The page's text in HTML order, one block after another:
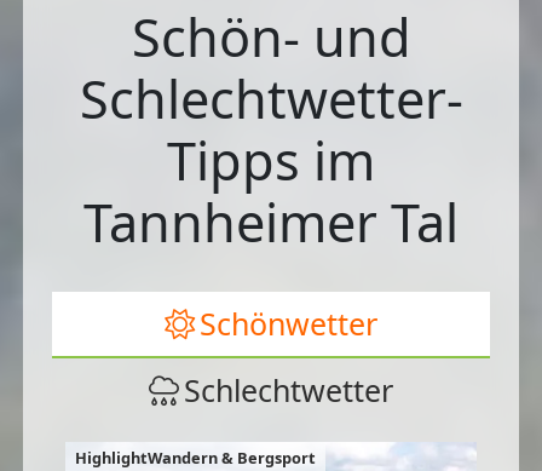
Schön- und
Schlechtwetter-
Tipps im
Tannheimer Tal
Schönwetter
Schlechtwetter
HighlightWandern & Bergsport